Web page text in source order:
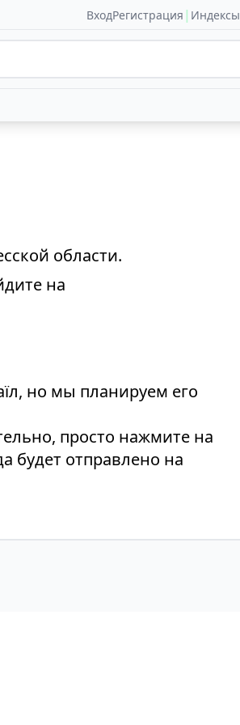
ВходРегистрация | Индексы
области.
на
но мы планируем его
просто нажмите на
будет отправлено на